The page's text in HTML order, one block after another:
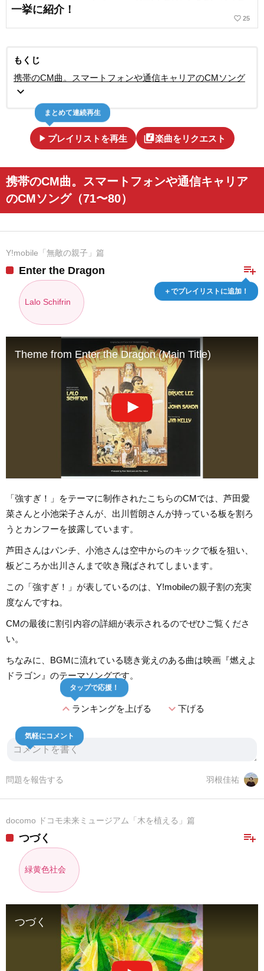
一挙に紹介！
favorite_border 25
もくじ
携帯のCM曲。スマートフォンや通信キャリアのCMソング
expand_more
play_arrow プレイリストを再生
まとめて連続再生
library_music楽曲をリクエスト
携帯のCM曲。スマートフォンや通信キャリア
のCMソング（71〜80）
Y!mobile「無敵の親子」篇
playlist_add
＋でプレイリストに追加！
Enter the Dragon
Lalo Schifrin
Theme from Enter the Dragon (Main Title)
「強すぎ！」をテーマに制作されたこちらのCMでは、芦田愛
菜さんと小池栄子さんが、出川哲朗さんが持っている板を割ろ
うとカンフーを披露しています。
芦田さんはパンチ、小池さんは空中からのキックで板を狙い、
板どころか出川さんまで吹き飛ばされてしまいます。
この「強すぎ！」が表しているのは、Y!mobileの親子割の充実
度なんですね。
CMの最後に割引内容の詳細が表示されるのでぜひご覧くださ
い。
ちなみに、BGMに流れている聴き覚えのある曲は映画『燃えよ
ドラゴン』のテーマソングです。
expand_lessランキングを上げる
タップで応援！
expand_more下げる
気軽にコメント
羽根佳祐
問題を報告する
docomo ドコモ未来ミュージアム「木を植える」篇
playlist_add
つづく
緑黄色社会
つづく